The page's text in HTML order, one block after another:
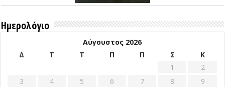
Ημερολόγιο
Αύγουστος 2026
Δ
Τ Τ Π Π Σ
Κ
1
2
3
4 5 6 7 8
9